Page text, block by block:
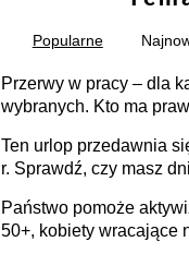
Popularne
Przerwy w pracy – dla
wybranych. Kto ma
Ten urlop przedawnia
r. Sprawdź, czy masz
Państwo pomoże
50+, kobiety wracające